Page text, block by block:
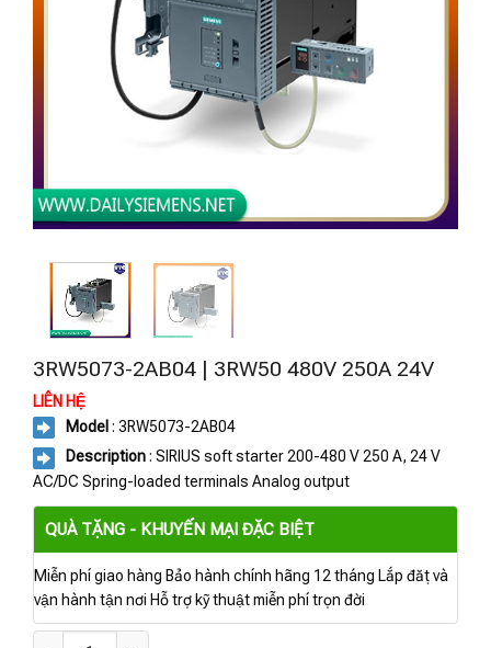
3RW5073-2AB04 | 3RW50 480V 250A 24V
LIÊN HỆ
Model : 3RW5073-2AB04
Description: SIRIUS soft starter 200-480 V 250 A, 24 V
AC/DC Spring-loaded terminals Analog output
QUÀ TẶNG - KHUYẾN MẠI ĐẶC BIỆT
Miễn phí giao hàng Bảo hành chính hãng 12 tháng Lắp đặt và
vận hành tận nơi Hỗ trợ kỹ thuật miễn phí trọn đời